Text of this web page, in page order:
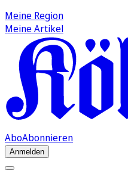
Meine Region
Meine Artikel
AboAbonnieren
Anmelden